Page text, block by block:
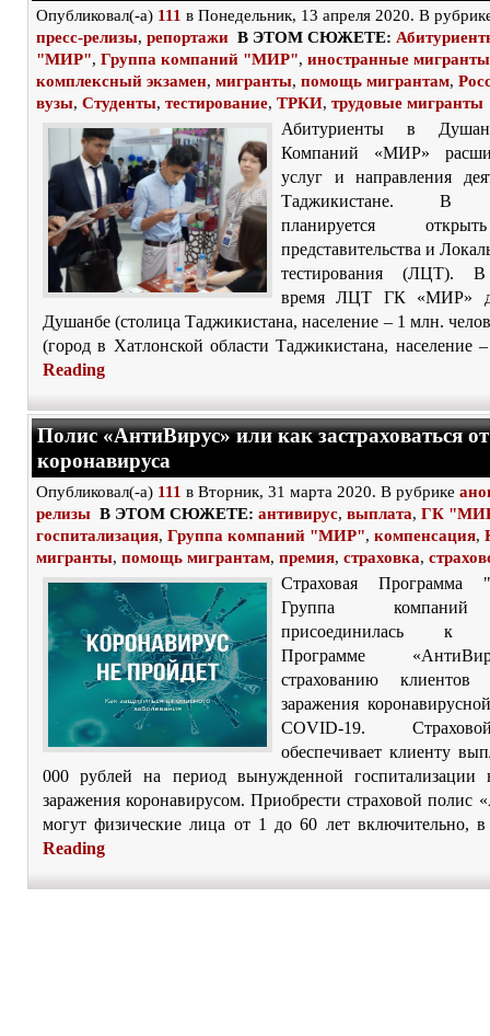
Опубликовал(-а) 111 в Понедельник, 13 апреля 2020. В
пресс-релизы, репортажи В ЭТОМ СЮЖЕТЕ:
"МИР", Группа компаний "МИР", иностранные мигранты
комплексный экзамен, мигранты, помощь мигрантам,
вузы, Студенты, тестирование, ТРКИ, трудовые мигранты
Абитуриенты в
Компаний «МИР»
услуг и направления
Таджикистане. В
планируется
представительства и
тестирования (ЛЦТ). В
время ЛЦТ ГК «МИР»
Душанбе (столица Таджикистана, население – 1 млн.
(город в Хатлонской области Таджикистана, население
Reading
Полис «АнтиВирус» или как застраховаться от
коронавируса
Опубликовал(-а) 111 в Вторник, 31 марта 2020. В рубрике
релизы В ЭТОМ СЮЖЕТЕ: антивирус, выплата, ГК
госпитализация, Группа компаний "МИР", компенсация,
мигранты, помощь мигрантам, премия, страховка,
Страховая Программа
Группа
присоединилась к
Программе
страхованию
заражения
COVID-19.
обеспечивает клиенту
000 рублей на период вынужденной госпитализации в
заражения коронавирусом. Приобрести страховой полис
могут физические лица от 1 до 60 лет включительно,
Reading